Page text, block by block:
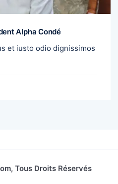
Alpha Condé
et iusto odio dignissimos
Tous Droits Réservés